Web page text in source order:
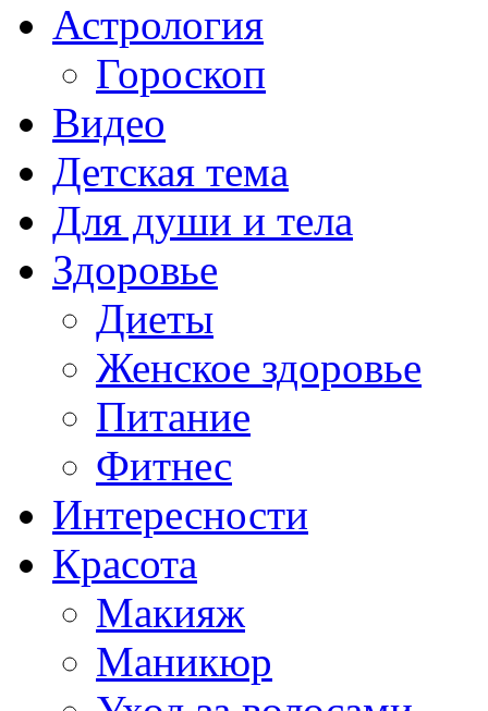
Астрология
Гороскоп
Видео
Детская тема
Для души и тела
Здоровье
Диеты
Женское здоровье
Питание
Фитнес
Интересности
Красота
Макияж
Маникюр